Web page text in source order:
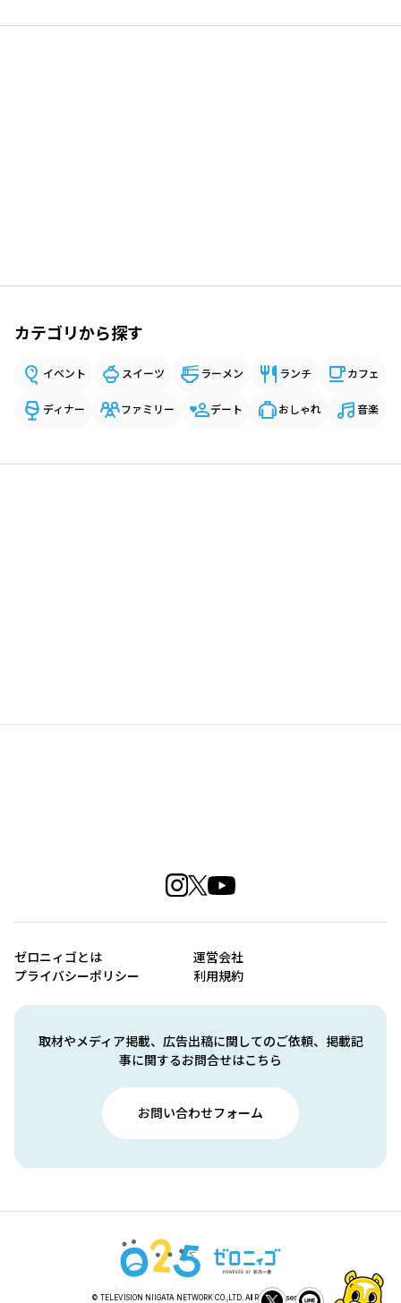
カテゴリから探す
イベント スイーツ ラーメン ランチ カフェ
ディナー ファミリー デート おしゃれ 音楽
取材やメディア掲載、広告出稿に関してのご依頼、掲載記
事に関するお問合せはこちら
お問い合わせフォーム
ゼロニィゴとは
運営会社
プライバシーポリシー
利用規約
© TELEVISION NIIGATA NETWORK CO.,LTD. All Rights Reserved